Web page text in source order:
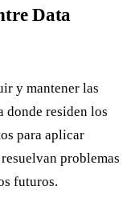
Data
y mantener las
residen los
para aplicar
problemas
futuros.